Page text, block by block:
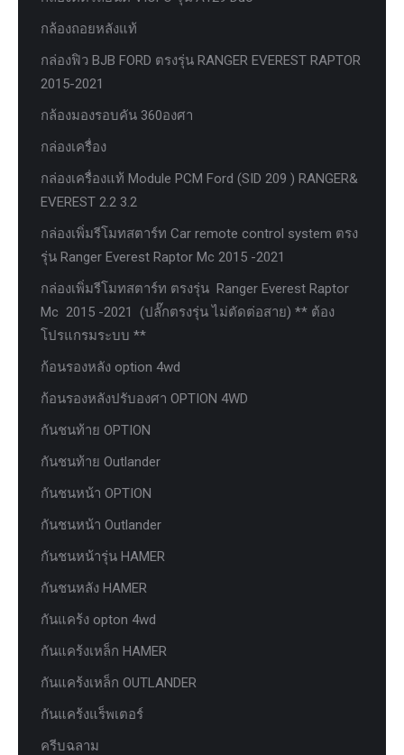
กล้องถอยหลังแท้
กล่องฟิว BJB FORD ตรงรุ่น RANGER EVEREST RAPTOR
2015-2021
กล้องมองรอบคัน 360องศา
กล่องเครื่อง
กล่องเครื่องแท้ Module PCM Ford (SID 209 ) RANGER&
EVEREST 2.2 3.2
กล่องเพิ่มรีโมทสตาร์ท Car remote control system ตรง
รุ่น Ranger Everest Raptor Mc 2015 -2021
กล่องเพิ่มรีโมทสตาร์ท ตรงรุ่น Ranger Everest Raptor
Mc 2015 -2021 (ปลั๊กตรงรุ่น ไม่ตัดต่อสาย) ** ต้อง
โปรแกรมระบบ **
ก้อนรองหลัง option 4wd
ก้อนรองหลังปรับองศา OPTION 4WD
กันชนท้าย OPTION
กันชนท้าย Outlander
กันชนหน้า OPTION
กันชนหน้า Outlander
กันชนหน้ารุ่น HAMER
กันชนหลัง HAMER
กันแคร้ง opton 4wd
กันแคร้งเหล็ก HAMER
กันแคร้งเหล็ก OUTLANDER
กันแคร้งแร็พเตอร์
ครีบฉลาม